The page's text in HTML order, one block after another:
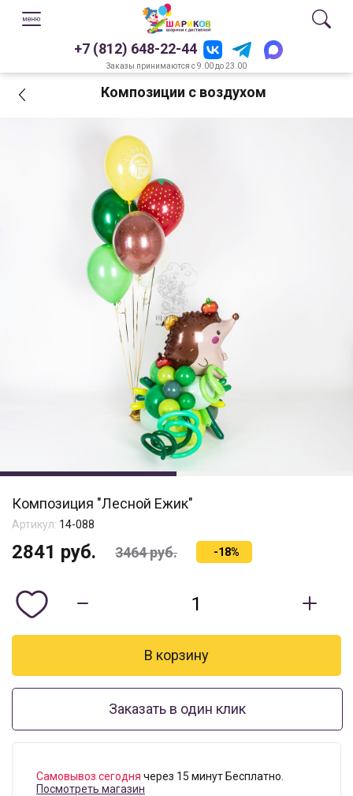
+7 (812) 648-22-44
Заказы принимаются с 9.00 до 23.00
Композиции с воздухом
Композиция "Лесной Ежик"
Артикул: 14-088
2841 руб. 3464руб. -18%
Заказать в один клик
Самовывоз сегодня через 15 минут Бесплатно.
Посмотреть магазин